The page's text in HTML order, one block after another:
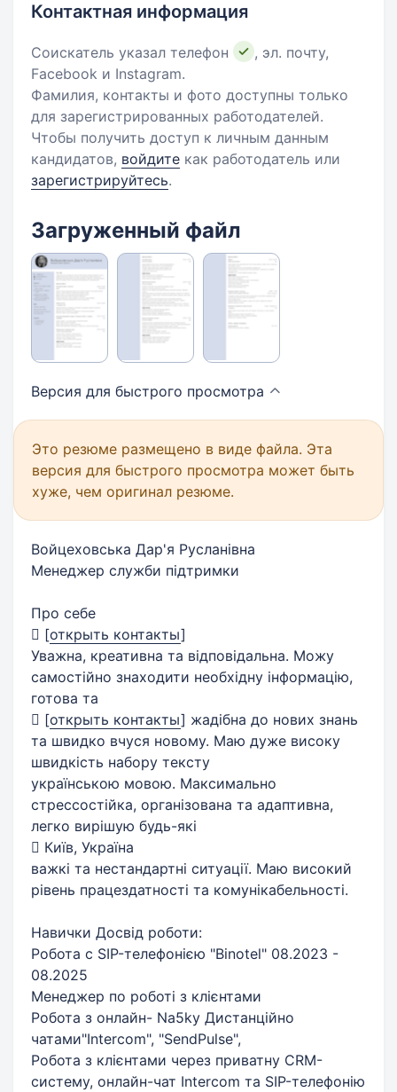
Контактная информация
Соискатель указал телефон
, эл. почту,
Facebook и Instagram.
Фамилия, контакты и фото доступны только
для зарегистрированных работодателей.
Чтобы получить доступ к личным данным
кандидатов, войдите как работодатель или
зарегистрируйтесь.
Загруженный файл
Версия для быстрого просмотра
Это резюме размещено в виде файла. Эта
версия для быстрого просмотра может быть
хуже, чем оригинал резюме.
Войцеховська Дар'я Русланівна
Менеджер служби підтримки
Про себе
 [открыть контакты]
Уважна, креативна та відповідальна. Можу
самостійно знаходити необхідну інформацію,
готова та
 [открыть контакты] жадібна до нових знань
та швидко вчуся новому. Маю дуже високу
швидкість набору тексту
українською мовою. Максимально
стрессостійка, організована та адаптивна,
легко вирішую будь-які
 Київ, Україна
важкі та нестандартні ситуації. Маю високий
рівень працездатності та комунікабельності.
Навички Досвід роботи:
Робота с SIP-телефонією "Binotel" 08.2023 -
08.2025
Менеджер по роботі з клієнтами
Робота з онлайн- Na5ky Дистанційно
чатами"Intercom", "SendPulse",
Робота з клієнтами через приватну CRM-
систему, онлайн-чат Intercom та SIP-телефонію